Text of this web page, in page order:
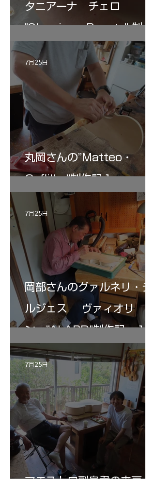
タニアーナ チェロ
"Sleeping・Beauty” 制作
記 30
丸岡さんの”Matteo・
Gofliller”制作記１
7月25日
岡部さんのグァルネリ・デ
ルジェス ヴァィオリ
ン ”ALARD"制作記 １2
7月25日
7月25日